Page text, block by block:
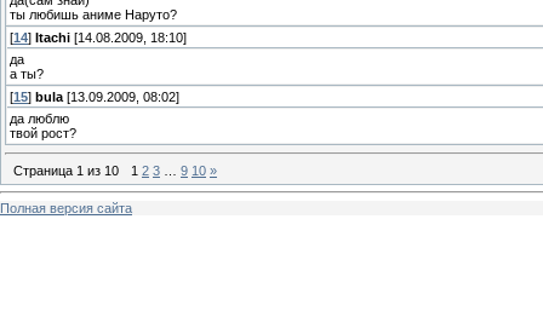
ты любишь аниме Наруто?
[14] Itachi [14.08.2009, 18:10]
да
а ты?
[15] bula [13.09.2009, 08:02]
да люблю
твой рост?
Страница 1 из 10 1 2 3 9 10 »
Полная версия сайта